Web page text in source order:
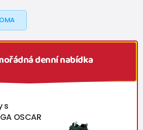
denní nabídka
s
OSCAR